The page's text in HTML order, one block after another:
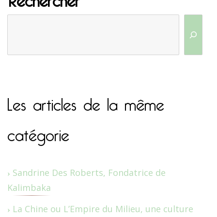
Les articles de la même
catégorie
Sandrine Des Roberts, Fondatrice de
Kalimbaka
La Chine ou L’Empire du Milieu, une culture